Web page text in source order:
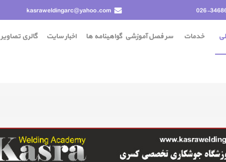
026-
kasraweldingarc@yahoo.com
خدمات سر فصل آموزشی گواهينامه ها اخبار سایت گالری تصاویر